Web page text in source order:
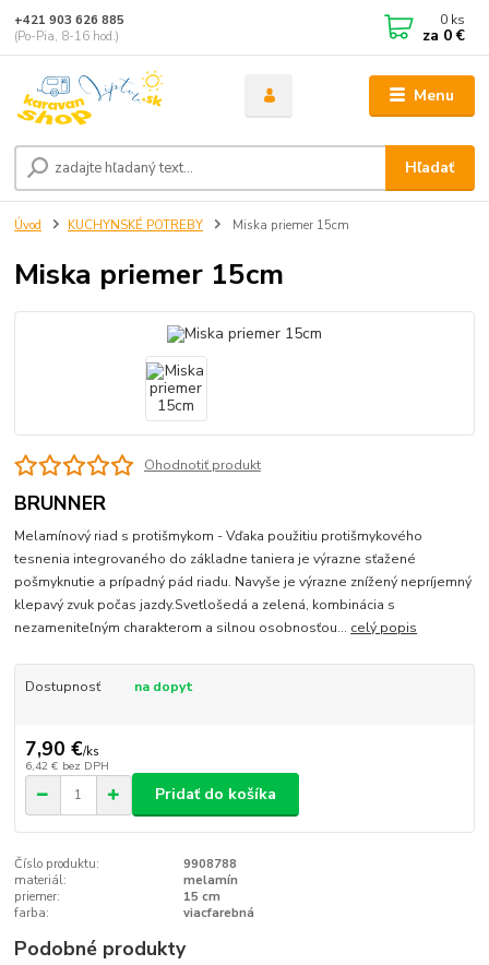
Menu
Hľadať
+421 903 626 885
(Po-Pia, 8-16 hod.)
0 ks
za 0 €
Úvod KUCHYNSKÉ POTREBY Miska priemer 15cm
Miska priemer 15cm
Ohodnotiť produkt
BRUNNER
Melamínový riad s protišmykom - Vďaka použitiu protišmykového
tesnenia integrovaného do základne taniera je výrazne sťažené
pošmyknutie a prípadný pád riadu. Navyše je výrazne znížený nepríjemný
klepavý zvuk počas jazdy.Svetlošedá a zelená, kombinácia s
nezameniteľným charakterom a silnou osobnosťou... celý popis
Dostupnosť na dopyt
7,90 €/ks
6,42 € bez DPH
Pridať do košíka
Číslo produktu:
9908788
materiál:
melamín
priemer:
15 cm
farba:
viacfarebná
Podobné produkty